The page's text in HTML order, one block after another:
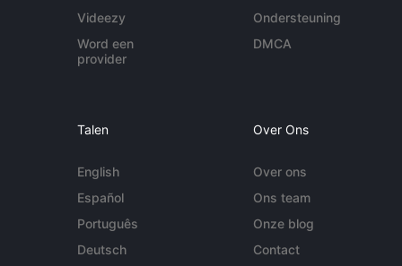
Videezy
Word een
provider
Ondersteuning
DMCA
Talen
English
Español
Português
Deutsch
Over Ons
Over ons
Ons team
Onze blog
Contact